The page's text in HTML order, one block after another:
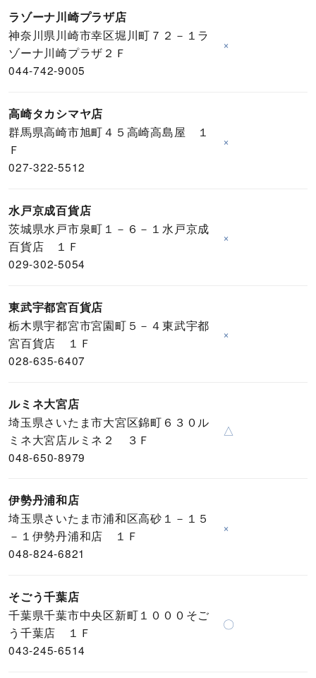
ラゾーナ川崎プラザ店
神奈川県川崎市幸区堀川町７２－１ラ
ゾーナ川崎プラザ２Ｆ
044-742-9005
×
高崎タカシマヤ店
群馬県高崎市旭町４５高崎高島屋 １
Ｆ
027-322-5512
×
水戸京成百貨店
茨城県水戸市泉町１－６－１水戸京成
百貨店 １Ｆ
029-302-5054
×
東武宇都宮百貨店
栃木県宇都宮市宮園町５－４東武宇都
宮百貨店 １Ｆ
028-635-6407
×
ルミネ大宮店
埼玉県さいたま市大宮区錦町６３０ル
ミネ大宮店ルミネ２ ３Ｆ
048-650-8979
△
伊勢丹浦和店
埼玉県さいたま市浦和区高砂１－１５
－１伊勢丹浦和店 １Ｆ
048-824-6821
×
そごう千葉店
千葉県千葉市中央区新町１０００そご
う千葉店 １Ｆ
043-245-6514
〇